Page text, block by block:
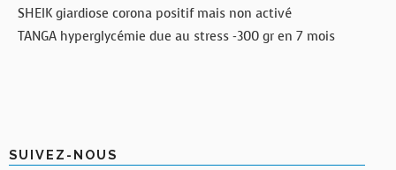
SHEIK giardiose corona positif mais non activé
TANGA hyperglycémie due au stress -300 gr en 7 mois
SUIVEZ-NOUS